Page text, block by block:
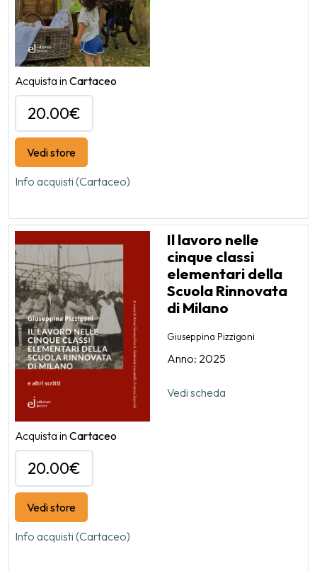
Acquista in Cartaceo
20.00€
Vedi store
Info acquisti (Cartaceo)
Il lavoro nelle
cinque classi
elementari della
Scuola Rinnovata
di Milano
Giuseppina Pizzigoni
Anno: 2025
Vedi scheda
Acquista in Cartaceo
20.00€
Vedi store
Info acquisti (Cartaceo)